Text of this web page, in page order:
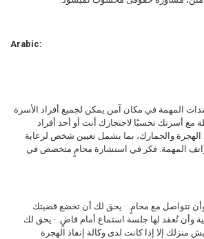
Arabic:
المهمة في مكان آمن يمكن لجميع أفراد الأسرة
مع أسرتك تحسبًا لاحتجازك أنت أو أحد أفراد
الهجرة والجمارك، بما يشمل تعيين شخص لرعاية
المهمة. فكر في استشارة محامٍ متخصص في
تتواصل مع محامٍ. · يحق لك أن تخضع قضيتك
وأن تُعقد لها جلسة استماع أمام قاضٍ. · يحق لك
إلا إذا كانت لدى وكالة إنفاذ الهجرة